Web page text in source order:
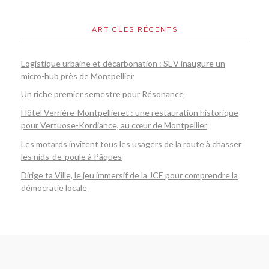
ARTICLES RÉCENTS
Logistique urbaine et décarbonation : SEV inaugure un
micro-hub près de Montpellier
Un riche premier semestre pour Résonance
Hôtel Verrière-Montpellieret : une restauration historique
pour Vertuose-Kordiance, au cœur de Montpellier
Les motards invitent tous les usagers de la route à chasser
les nids-de-poule à Pâques
Dirige ta Ville, le jeu immersif de la JCE pour comprendre la
démocratie locale